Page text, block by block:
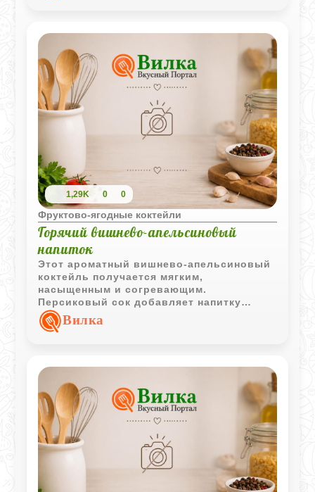
1,29K 0 0
Фруктово-ягодные коктейли
Горячий вишнево-апельсиновый
напиток
Этот ароматный вишнево-апельсиновый
коктейль получается мягким,
насыщенным и согревающим.
Персиковый сок добавляет напитку
фруктовую сладость, а апельсиновый
сироп делает вкус ярче и
Вилка